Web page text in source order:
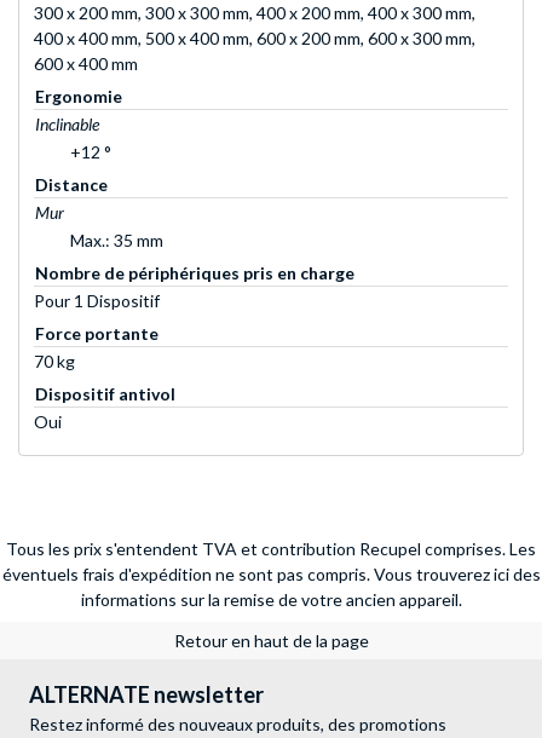
300 x 200 mm, 300 x 300 mm, 400 x 200 mm, 400 x 300 mm,
400 x 400 mm, 500 x 400 mm, 600 x 200 mm, 600 x 300 mm,
600 x 400 mm
Ergonomie
Inclinable
+12 °
Distance
Mur
Max.: 35 mm
Nombre de périphériques pris en charge
Pour 1 Dispositif
Force portante
70 kg
Dispositif antivol
Oui
Tous les prix s'entendent TVA et contribution Recupel comprises. Les
éventuels frais d'expédition ne sont pas compris. Vous trouverez ici des
informations sur la remise de votre ancien appareil.
Retour en haut de la page
ALTERNATE newsletter
Restez informé des nouveaux produits, des promotions